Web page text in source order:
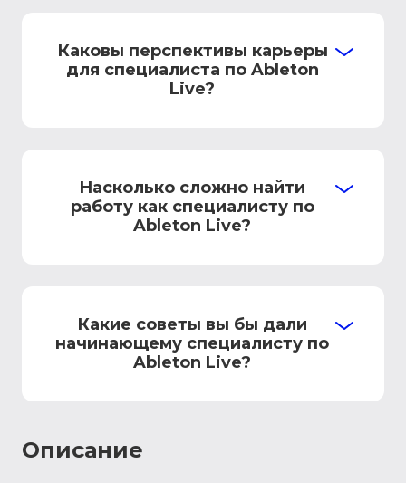
Каковы перспективы карьеры
для специалиста по Ableton
Live?
Насколько сложно найти
работу как специалисту по
Ableton Live?
Какие советы вы бы дали
начинающему специалисту по
Ableton Live?
Описание